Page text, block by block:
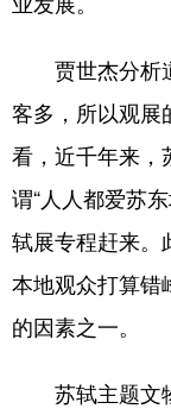
贾世杰分析
客多，所以观展
看，近千年来，
谓“人人都爱苏
轼展专程赶来。
本地观众打算错
的因素之一。
苏轼主题文